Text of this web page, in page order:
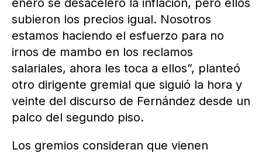
subieron los precios igual. Nosotros
estamos haciendo el esfuerzo para no
irnos de mambo en los reclamos
salariales, ahora les toca a ellos”, planteó
otro dirigente gremial que siguió la hora y
veinte del discurso de Fernández desde un
palco del segundo piso.
Los gremios consideran que vienen